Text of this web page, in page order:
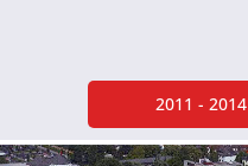
2011 - 2014